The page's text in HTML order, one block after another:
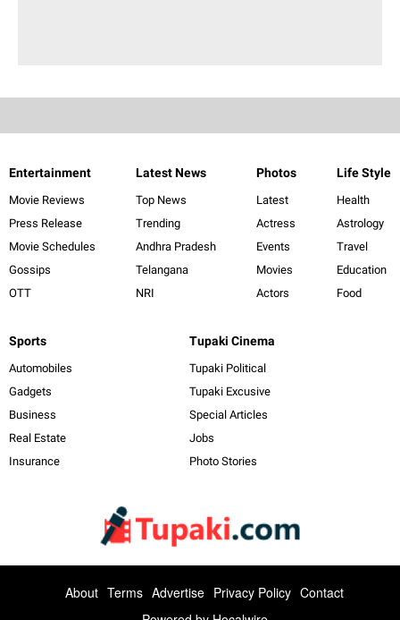
Entertainment
Movie Reviews
Press Release
Movie Schedules
Gossips
OTT
Latest News
Top News
Trending
Andhra Pradesh
Telangana
NRI
Photos
Latest
Actress
Events
Movies
Actors
Life Style
Health
Astrology
Travel
Education
Food
Sports
Automobiles
Gadgets
Business
Real Estate
Insurance
Tupaki Cinema
Tupaki Political
Tupaki Excusive
Special Articles
Jobs
Photo Stories
About Terms Advertise Privacy Policy Contact